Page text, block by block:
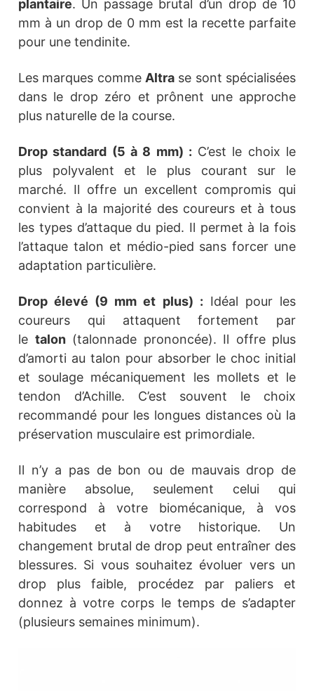
plantaire. Un passage brutal d’un drop de 10
mm à un drop de 0 mm est la recette parfaite
pour une tendinite.
Les marques comme Altra se sont spécialisées
dans le drop zéro et prônent une approche
plus naturelle de la course.
Drop standard (5 à 8 mm) : C’est le choix le
plus polyvalent et le plus courant sur le
marché. Il offre un excellent compromis qui
convient à la majorité des coureurs et à tous
les types d’attaque du pied. Il permet à la fois
l’attaque talon et médio-pied sans forcer une
adaptation particulière.
Drop élevé (9 mm et plus) : Idéal pour les
coureurs qui attaquent fortement par
le talon(talonnade prononcée). Il offre plus
d’amorti au talon pour absorber le choc initial
et soulage mécaniquement les mollets et le
tendon d’Achille. C’est souvent le choix
recommandé pour les longues distances où la
préservation musculaire est primordiale.
Il n’y a pas de bon ou de mauvais drop de
manière absolue, seulement celui qui
correspond à votre biomécanique, à vos
habitudes et à votre historique. Un
changement brutal de drop peut entraîner des
blessures. Si vous souhaitez évoluer vers un
drop plus faible, procédez par paliers et
donnez à votre corps le temps de s’adapter
(plusieurs semaines minimum).